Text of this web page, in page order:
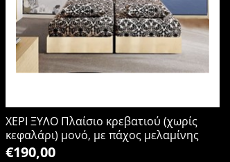
ΧΕΡΙ ΞΥΛΟ Πλαίσιο κρεβατιού (χωρίς
κεφαλάρι) μονό, με πάχος μελαμίνης
25mm, 200cm x 90cm x 30cm Yψος.
€190,00